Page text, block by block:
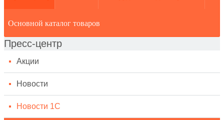
Основной каталог товаров
Пресс-центр
Акции
Новости
Новости 1С